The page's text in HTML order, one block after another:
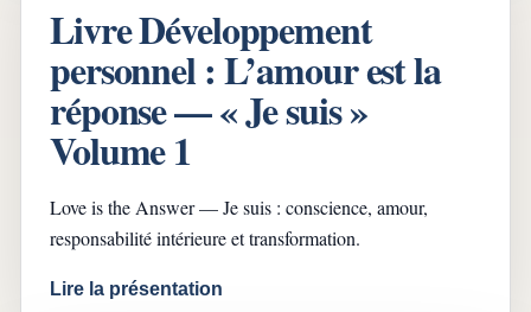
Livre Développement
personnel : L’amour est la
réponse — « Je suis »
Volume 1
Love is the Answer — Je suis : conscience, amour,
responsabilité intérieure et transformation.
Lire la présentation